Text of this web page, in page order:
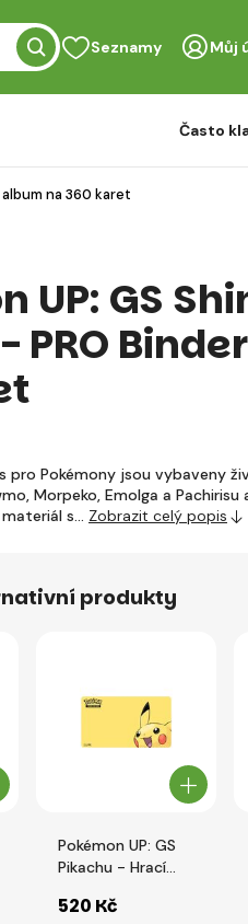
Seznamy Můj
Často
na 360 karet
UP: GS
PRO
pro Pokémony jsou vybaveny
Morpeko, Emolga a
s… Zobrazit celý popis
produkty
Pokémon UP: GS
Pikachu - Hrací
520 Kč